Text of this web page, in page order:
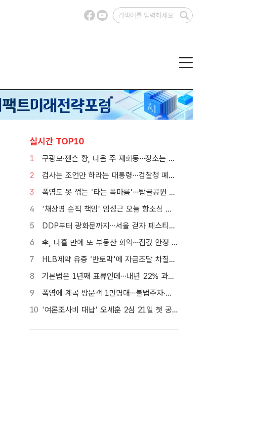
실시간 TOP10
1
구광모·젠슨 황, 다음 주 재회동…장소는 실리콘밸리
2
검사는 조언만 하라는 대통령…검찰청 폐지 앞둔 합수본 '딜레마'
3
폭염도 못 꺾는 '타는 목마름'…탑골공원 아리수 냉장고 가보니
4
'채상병 순직 책임' 임성근 오늘 항소심 선고…1심 징역 3년
5
DDP부터 광화문까지…서울 걷자 페스티벌 참가자 5000명 모집
6
李, 나흘 만에 또 부동산 회의…집값 안정 승부처 '공급' 점검
7
HLB제약 유증 '반토막'에 자금조달 차질…R&D 줄이고 채무상환금 제외
8
기본법은 1년째 표류인데…내년 22% 과세 강행, 가상자산 투자자 반발 확산
9
폭염에 계곡 방문객 1만명대…불법주차·쓰레기는 골치
10
'여론조사비 대납' 오세훈 2심 21일 첫 공판…1심 당선무효형